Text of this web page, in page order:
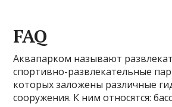
FAQ
Аквапарком называют
спортивно-развлекательные
которых заложены различные
сооружения. К ним относятся: